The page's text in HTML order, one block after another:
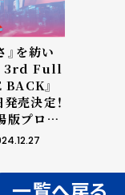
』を紡い
3rd Full
』
売決定！
版プロジ
たセカ
エンデ
定！！